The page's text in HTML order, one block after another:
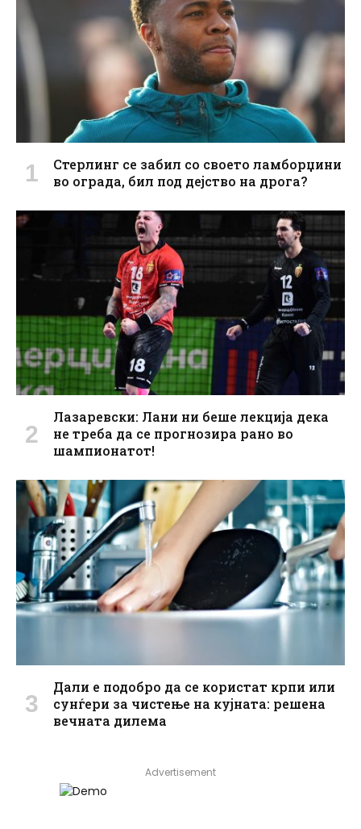
Стерлинг се забил со своето ламборџини
во ограда, бил под дејство на дрога?
Лазаревски: Лани ни беше лекција дека
не треба да се прогнозира рано во
шампионатот!
Дали е подобро да се користат крпи или
сунѓери за чистење на кујната: решена
вечната дилема
Advertisement